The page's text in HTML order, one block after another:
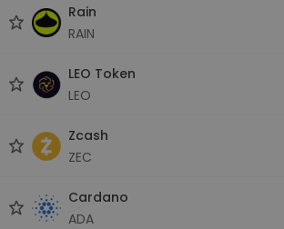
Rain
RAIN
LEO Token
LEO
Zcash
ZEC
Cardano
ADA